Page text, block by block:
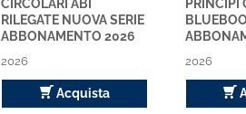
PRINCIPI
2026
CIRCOLARI ABI
RILEGATE NUOVA SERIE
ABBONAMENTO 2026
2026
Acquista